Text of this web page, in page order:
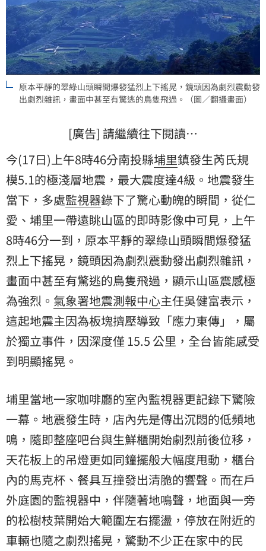
原本平靜的翠綠山頭瞬間爆發猛烈上下搖晃，鏡頭因為劇烈震動發
出劇烈雜訊，畫面中甚至有驚逃的鳥隻飛過。（圖／翻攝畫面）
[廣告] 請繼續往下閱讀…
今(17日)上午8時46分南投縣埔里鎮發生芮氏規
模5.1的極淺層地震，最大震度達4級。地震發生
當下，多處監視器錄下了驚心動魄的瞬間，從仁
愛、埔里一帶遠眺山區的即時影像中可見，上午
8時46分一到，原本平靜的翠綠山頭瞬間爆發猛
烈上下搖晃，鏡頭因為劇烈震動發出劇烈雜訊，
畫面中甚至有驚逃的鳥隻飛過，顯示山區震感極
為強烈。 氣象署地震測報中心主任吳健富表示，
這起地震主因為板塊擠壓導致「應力東傳」，屬
於獨立事件，因深度僅 15.5 公里，全台皆能感受
到明顯搖晃。
埔里當地一家咖啡廳的室內監視器更記錄下驚險
一幕。地震發生時，店內先是傳出沉悶的低頻地
鳴，隨即整座吧台與生鮮櫃開始劇烈前後位移，
天花板上的吊燈更如同鐘擺般大幅度甩動，櫃台
內的馬克杯、餐具互撞發出清脆的響聲。而在戶
外庭園的監視器中，伴隨著地鳴聲，地面與一旁
的松樹枝葉開始大範圍左右擺盪，停放在附近的
車輛也隨之劇烈搖晃，驚動不少正在家中的民